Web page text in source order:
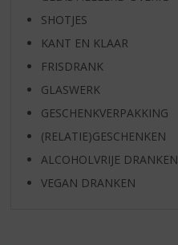
SHOTJES
KANT EN KLAAR
FRISDRANK
GLASWERK
GESCHENKVERPAKKING
(RELATIE)GESCHENKEN
ALCOHOLVRIJE DRANKEN
VEGAN DRANKEN